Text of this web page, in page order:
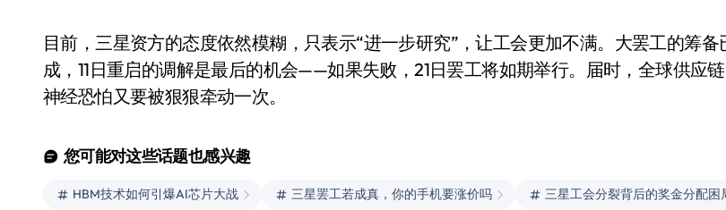
目前，三星资方的态度依然模糊，只表示“进一步研究”，让工会更加不满。大罢工的筹备
成，11日重启的调解是最后的机会——如果失败，21日罢工将如期举行。届时，全球供应
神经恐怕又要被狠狠牵动一次。
您可能对这些话题也感兴趣
HBM技术如何引爆AI芯片大战 三星罢工若成真，你的手机要涨价吗 三星工会分裂背后的奖金分配困